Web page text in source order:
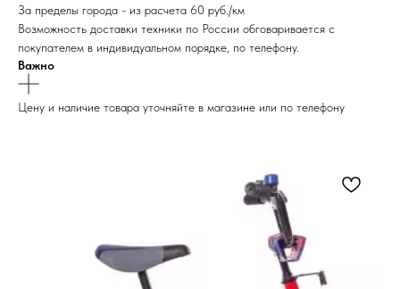
За пределы города - из расчета 60 руб./км
Возможность доставки техники по России обговаривается с
покупателем в индивидуальном порядке, по телефону.
Важно
Цену и наличие товара уточняйте в магазине или по телефону